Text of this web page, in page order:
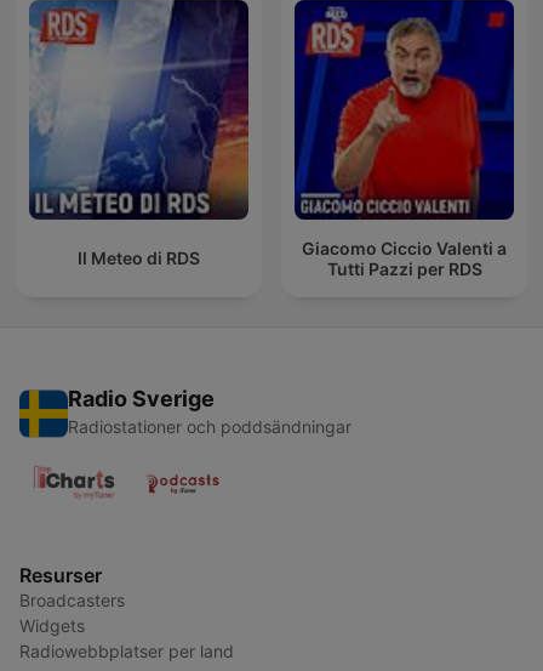
Il Meteo di RDS
Giacomo Ciccio Valenti a
Tutti Pazzi per RDS
Radio Sverige
Radiostationer och poddsändningar
Resurser
Broadcasters
Widgets
Radiowebbplatser per land